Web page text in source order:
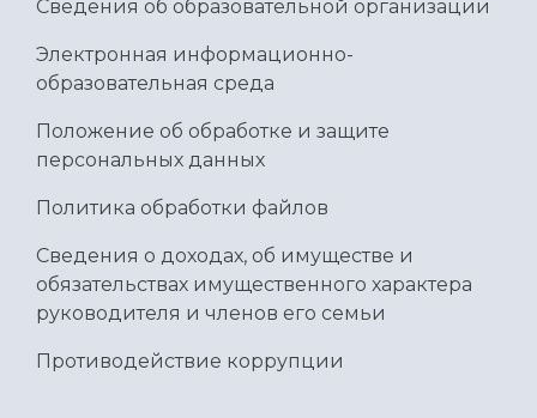
Сведения об образовательной организации
Электронная информационно-
образовательная среда
Положение об обработке и защите
персональных данных
Политика обработки файлов
Сведения о доходах, об имуществе и
обязательствах имущественного характера
руководителя и членов его семьи
Противодействие коррупции